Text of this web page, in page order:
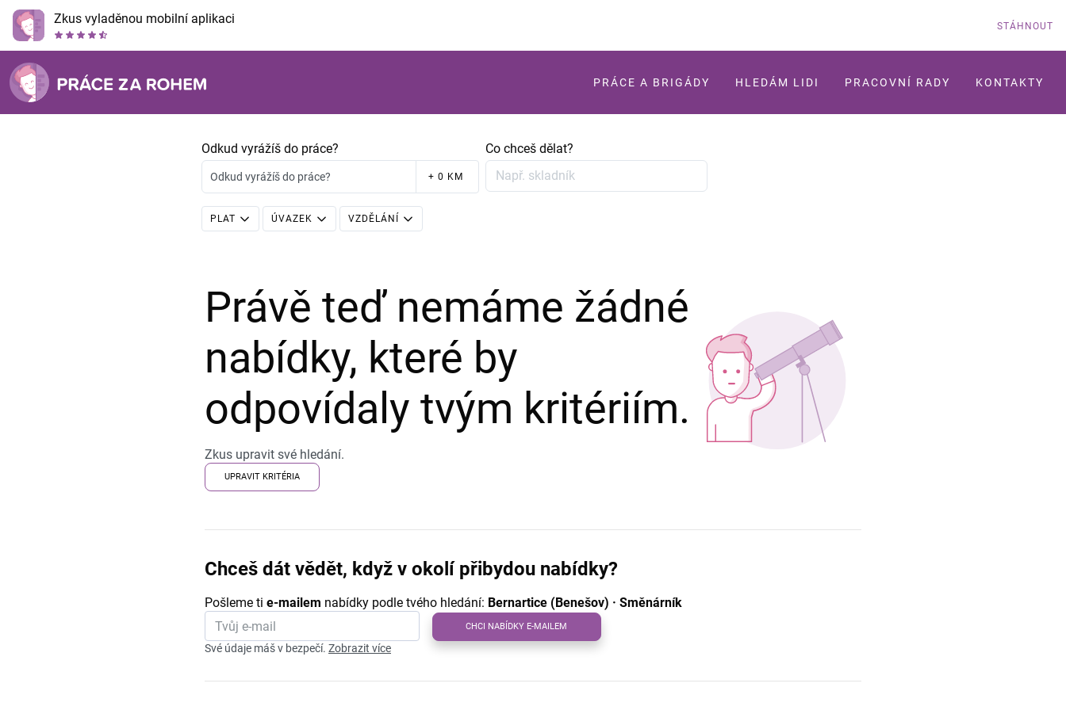
Zkus vyladěnou mobilní aplikaci STÁHNOUT
PRÁCE A BRIGÁDY HLEDÁM LIDI PRACOVNÍ RADY KONTAKTY
Odkud vyrážíš do práce?
Odkud vyrážíš do práce? + 0 KM
Co chceš dělat?
PLAT ÚVAZEK VZDĚLÁNÍ
Právě teď nemáme žádné
nabídky, které by
odpovídaly tvým kritériím.
Zkus upravit své hledání.
UPRAVIT KRITÉRIA
Chceš dát vědět, když v okolí přibydou nabídky?
Pošleme ti e-mailem nabídky podle tvého hledání: Bernartice (Benešov) · Směnárník
CHCI NABÍDKY E-MAILEM
Své údaje máš v bezpečí. Zobrazit více